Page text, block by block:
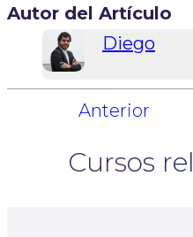
Autor del Artículo
Diego
Anterior
Cursos